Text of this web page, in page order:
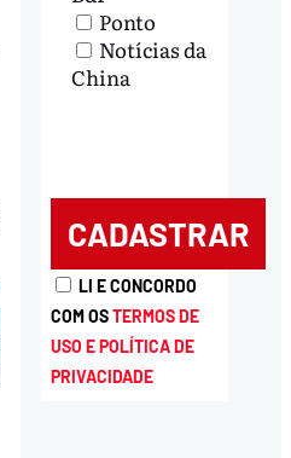
Ponto
Notícias da
China
LI E CONCORDO
COM OSTERMOS DE
USO E POLÍTICA DE
PRIVACIDADE